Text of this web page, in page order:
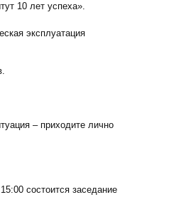
10 лет успеха».
эксплуатация
– приходите лично
состоится заседание